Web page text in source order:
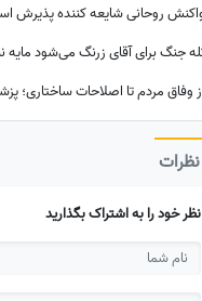
نظرات
نظر خود را به اشتراک بگذارید